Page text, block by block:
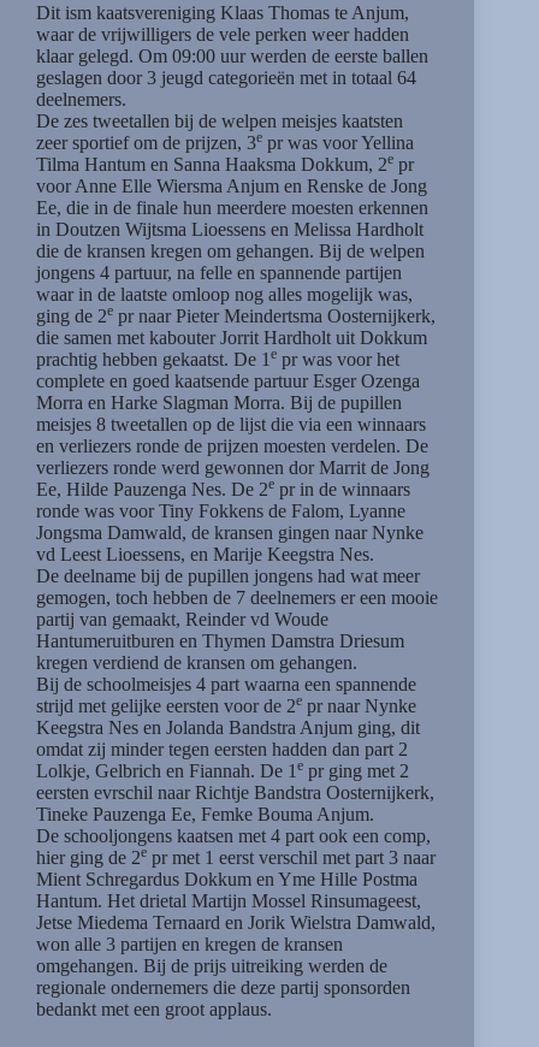
Dit ism kaatsvereniging Klaas Thomas te Anjum,
waar de vrijwilligers de vele perken weer hadden
klaar gelegd. Om 09:00 uur werden de eerste ballen
geslagen door 3 jeugd categorieën met in totaal 64
deelnemers.
De zes tweetallen bij de welpen meisjes kaatsten
zeer sportief om de prijzen, 3e pr was voor Yellina
Tilma Hantum en Sanna Haaksma Dokkum, 2e pr
voor Anne Elle Wiersma Anjum en Renske de Jong
Ee, die in de finale hun meerdere moesten erkennen
in Doutzen Wijtsma Lioessens en Melissa Hardholt
die de kransen kregen om gehangen. Bij de welpen
jongens 4 partuur, na felle en spannende partijen
waar in de laatste omloop nog alles mogelijk was,
ging de 2e pr naar Pieter Meindertsma Oosternijkerk,
die samen met kabouter Jorrit Hardholt uit Dokkum
prachtig hebben gekaatst. De 1 e pr was voor het
complete en goed kaatsende partuur Esger Ozenga
Morra en Harke Slagman Morra. Bij de pupillen
meisjes 8 tweetallen op de lijst die via een winnaars
en verliezers ronde de prijzen moesten verdelen. De
verliezers ronde werd gewonnen dor Marrit de Jong
Ee, Hilde Pauzenga Nes. De 2e pr in de winnaars
ronde was voor Tiny Fokkens de Falom, Lyanne
Jongsma Damwald, de kransen gingen naar Nynke
vd Leest Lioessens, en Marije Keegstra Nes.
De deelname bij de pupillen jongens had wat meer
gemogen, toch hebben de 7 deelnemers er een mooie
partij van gemaakt, Reinder vd Woude
Hantumeruitburen en Thymen Damstra Driesum
kregen verdiend de kransen om gehangen.
Bij de schoolmeisjes 4 part waarna een spannende
strijd met gelijke eersten voor de 2e pr naar Nynke
Keegstra Nes en Jolanda Bandstra Anjum ging, dit
omdat zij minder tegen eersten hadden dan part 2
Lolkje, Gelbrich en Fiannah. De 1 e pr ging met 2
eersten evrschil naar Richtje Bandstra Oosternijkerk,
Tineke Pauzenga Ee, Femke Bouma Anjum.
De schooljongens kaatsen met 4 part ook een comp,
hier ging de 2e pr met 1 eerst verschil met part 3 naar
Mient Schregardus Dokkum en Yme Hille Postma
Hantum. Het drietal Martijn Mossel Rinsumageest,
Jetse Miedema Ternaard en Jorik Wielstra Damwald,
won alle 3 partijen en kregen de kransen
omgehangen. Bij de prijs uitreiking werden de
regionale ondernemers die deze partij sponsorden
bedankt met een groot applaus.